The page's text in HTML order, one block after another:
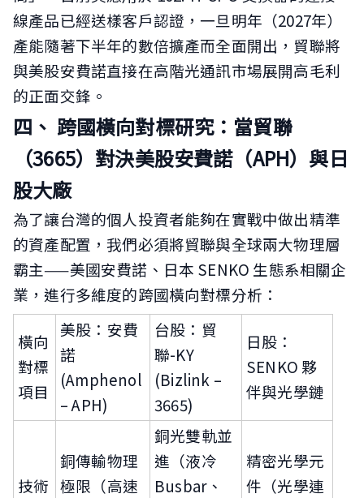
線產品已經送樣客戶認證，一旦明年（2027年）
產能隨著下半年的數倍擴產而全面開出，貿聯將
與美股安費諾直接在高階光通訊市場展開高毛利
的正面交鋒。
四、 跨國橫向對標研究：當貿聯
（3665）對決美股安費諾（APH）與日
股大廠
為了讓台灣的個人投資者能夠在實戰中做出精準
的資產配置，我們必須將貿聯與全球兩大物理層
霸主——美國安費諾、日本 SENKO 生態系相關企
業，進行多維度的跨國橫向對標分析：
橫向
對標
項目
美股：安費
諾
(Amphenol
– APH)
台股：貿
聯-KY
(Bizlink –
3665)
日股：
SENKO 夥
伴與光學鏈
技術
銅傳輸物理
極限（高速
銅光雙軌並
進（液冷
Busbar、
精密光學元
件（光學連